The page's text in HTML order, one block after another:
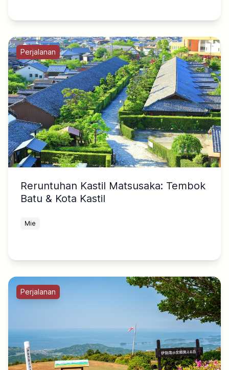
Perjalanan
Reruntuhan Kastil Matsusaka: Tembok
Batu & Kota Kastil
Mie
Perjalanan